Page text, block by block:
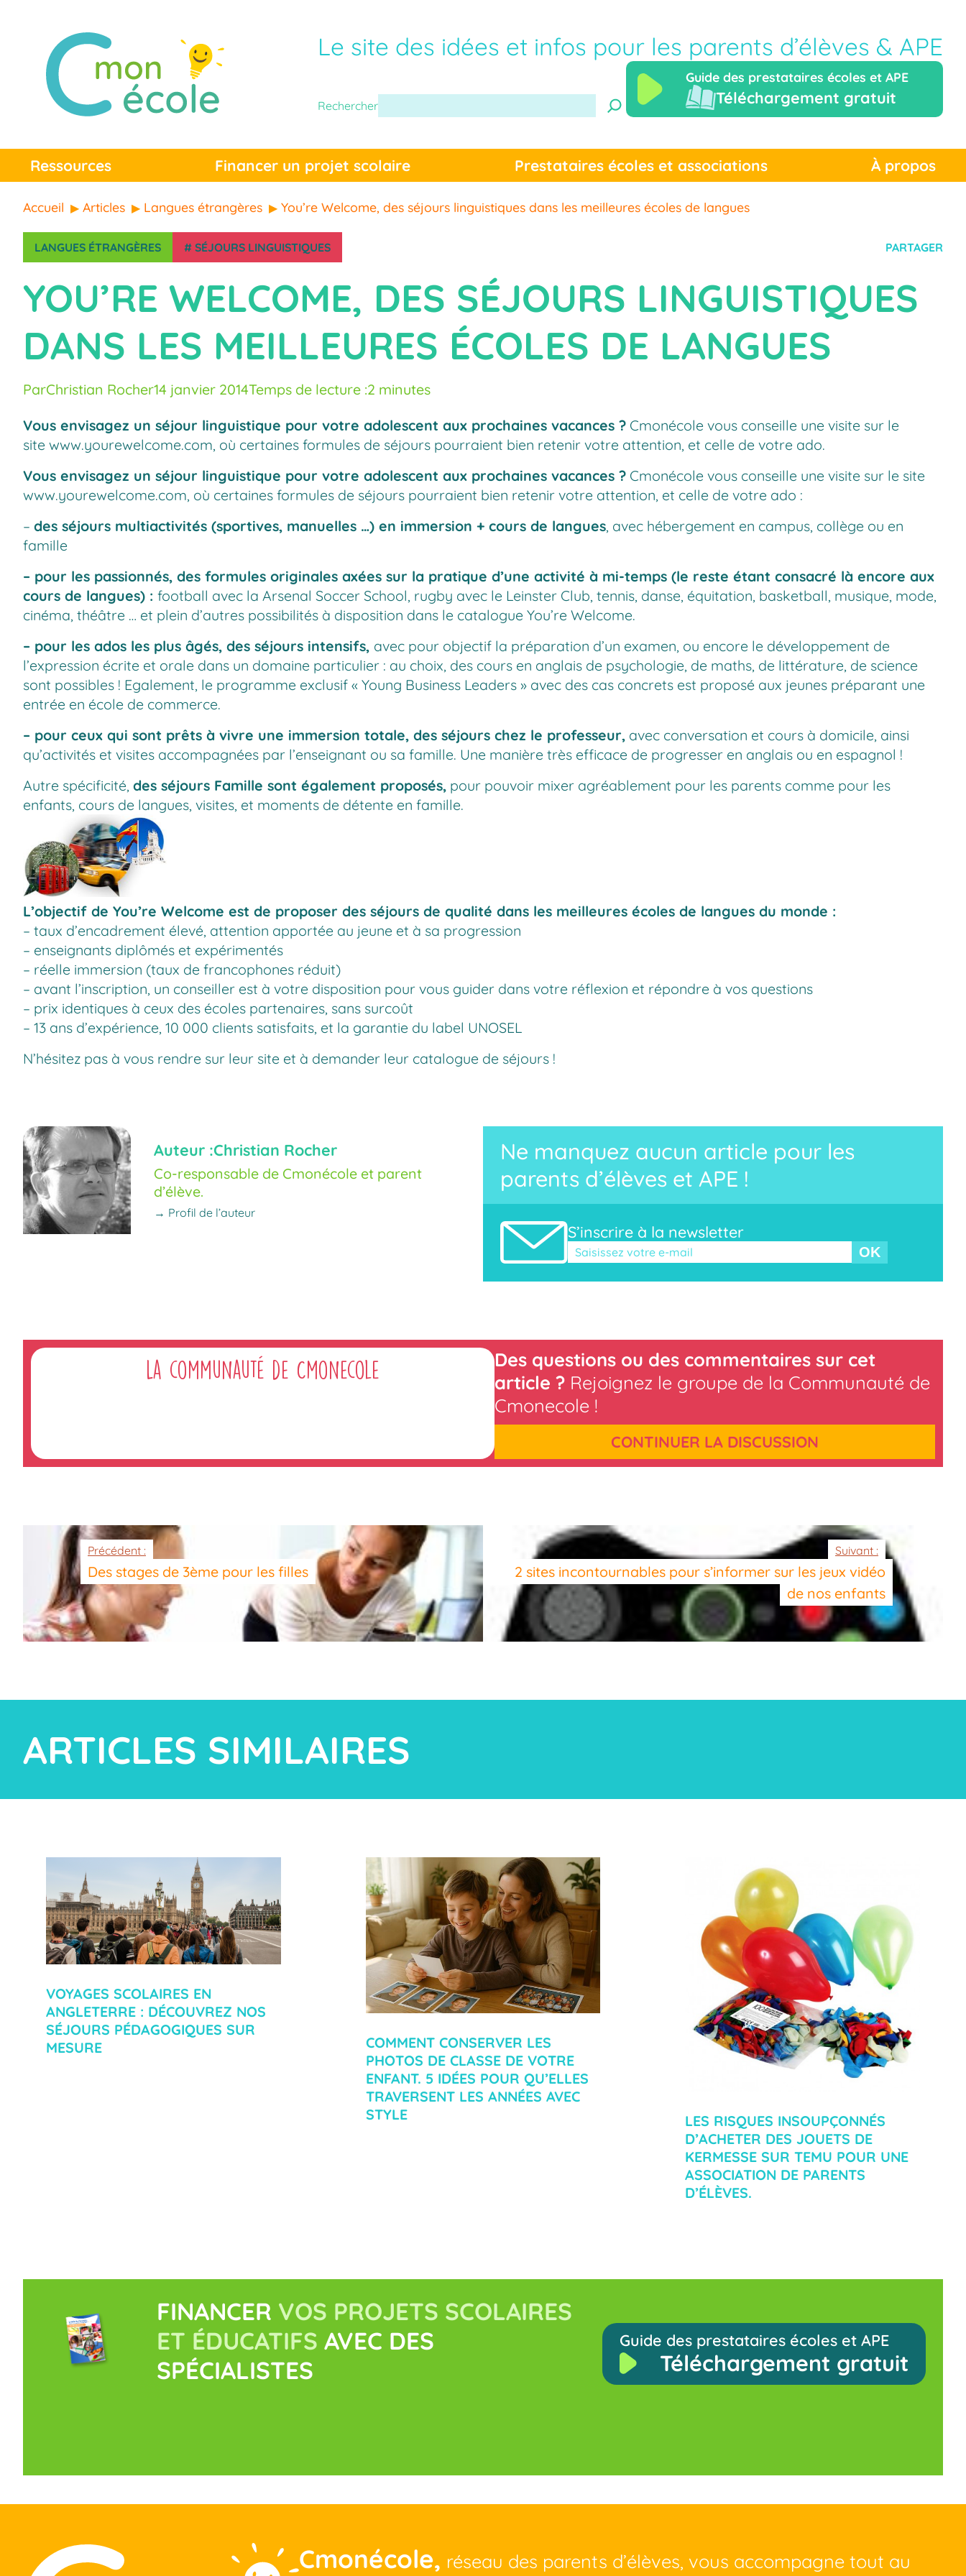
Le site des idées et infos pour les parents d’élèves & APE
Rechercher
Guide des prestataires écoles et APE
Téléchargement gratuit
Ressources Financer un projet scolaire Prestataires écoles et associations À propos
Accueil Articles Langues étrangères You’re Welcome, des séjours linguistiques dans les meilleures écoles de langues
LANGUES ÉTRANGÈRES # SÉJOURS LINGUISTIQUES PARTAGER
YOU’RE WELCOME, DES SÉJOURS LINGUISTIQUES
DANS LES MEILLEURES ÉCOLES DE LANGUES
ParChristian Rocher14 janvier 2014Temps de lecture :2 minutes
Vous envisagez un séjour linguistique pour votre adolescent aux prochaines vacances ? Cmonécole vous conseille une visite sur le
site www.yourewelcome.com, où certaines formules de séjours pourraient bien retenir votre attention, et celle de votre ado.
Vous envisagez un séjour linguistique pour votre adolescent aux prochaines vacances ? Cmonécole vous conseille une visite sur le site
www.yourewelcome.com, où certaines formules de séjours pourraient bien retenir votre attention, et celle de votre ado :
– des séjours multiactivités (sportives, manuelles …) en immersion + cours de langues, avec hébergement en campus, collège ou en
famille
– pour les passionnés, des formules originales axées sur la pratique d’une activité à mi-temps (le reste étant consacré là encore aux
cours de langues) : football avec la Arsenal Soccer School, rugby avec le Leinster Club, tennis, danse, équitation, basketball, musique, mode,
cinéma, théâtre … et plein d’autres possibilités à disposition dans le catalogue You’re Welcome.
– pour les ados les plus âgés, des séjours intensifs, avec pour objectif la préparation d’un examen, ou encore le développement de
l’expression écrite et orale dans un domaine particulier : au choix, des cours en anglais de psychologie, de maths, de littérature, de science
sont possibles ! Egalement, le programme exclusif « Young Business Leaders » avec des cas concrets est proposé aux jeunes préparant une
entrée en école de commerce.
– pour ceux qui sont prêts à vivre une immersion totale, des séjours chez le professeur, avec conversation et cours à domicile, ainsi
qu’activités et visites accompagnées par l’enseignant ou sa famille. Une manière très efficace de progresser en anglais ou en espagnol !
Autre spécificité, des séjours Famille sont également proposés, pour pouvoir mixer agréablement pour les parents comme pour les
enfants, cours de langues, visites, et moments de détente en famille.
L’objectif de You’re Welcome est de proposer des séjours de qualité dans les meilleures écoles de langues du monde :
– taux d’encadrement élevé, attention apportée au jeune et à sa progression
– enseignants diplômés et expérimentés
– réelle immersion (taux de francophones réduit)
– avant l’inscription, un conseiller est à votre disposition pour vous guider dans votre réflexion et répondre à vos questions
– prix identiques à ceux des écoles partenaires, sans surcoût
– 13 ans d’expérience, 10 000 clients satisfaits, et la garantie du label UNOSEL
N’hésitez pas à vous rendre sur leur site et à demander leur catalogue de séjours !
Auteur :Christian Rocher
Co-responsable de Cmonécole et parent
d’élève.
→ Profil de l’auteur
Ne manquez aucun article pour les
parents d’élèves et APE !
S’inscrire à la newsletter
La communauté de Cmonecole
Des questions ou des commentaires sur cet
article ? Rejoignez le groupe de la Communauté de
Cmonecole !
CONTINUER LA DISCUSSION
Précédent :
Des stages de 3ème pour les filles
Suivant :
2 sites incontournables pour s’informer sur les jeux vidéo
de nos enfants
ARTICLES SIMILAIRES
VOYAGES SCOLAIRES EN
ANGLETERRE : DÉCOUVREZ NOS
SÉJOURS PÉDAGOGIQUES SUR
MESURE
COMMENT CONSERVER LES
PHOTOS DE CLASSE DE VOTRE
ENFANT. 5 IDÉES POUR QU’ELLES
TRAVERSENT LES ANNÉES AVEC
STYLE
LES RISQUES INSOUPÇONNÉS
D’ACHETER DES JOUETS DE
KERMESSE SUR TEMU POUR UNE
ASSOCIATION DE PARENTS
D’ÉLÈVES.
FINANCER VOS PROJETS SCOLAIRES
ET ÉDUCATIFS AVEC DES
SPÉCIALISTES
Guide des prestataires écoles et APE
Téléchargement gratuit
Cmonécole, réseau des parents d’élèves, vous accompagne tout au